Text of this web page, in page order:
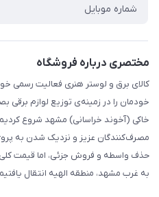
حریم خصوصی
مختصری درباره فروشگاه
خودمان را در زمینه‌ی توزیع لوازم
خاکی (آخوند خراسانی) مشهد شروع
مصرف‌کنندگان عزیز و نزدیک شدن به
حذف واسطه و فروش جزئی، اما قیمت کلی
به غرب مشهد، منطقه الهیه انتقال